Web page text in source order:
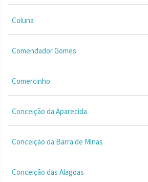
Coluna
Comendador Gomes
Comercinho
Conceição da Aparecida
Conceição da Barra de Minas
Conceição das Alagoas